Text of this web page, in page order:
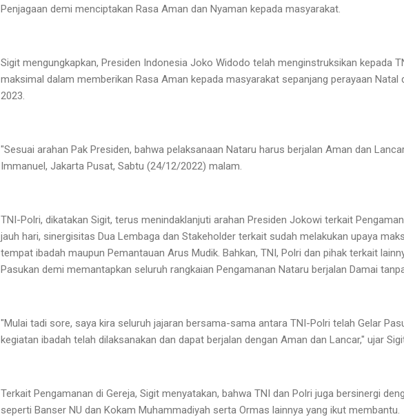
Penjagaan demi menciptakan Rasa Aman dan Nyaman kepada masyarakat.
Sigit mengungkapkan, Presiden Indonesia Joko Widodo telah menginstruksikan kepada
maksimal dalam memberikan Rasa Aman kepada masyarakat sepanjang perayaan Natal
2023.
"Sesuai arahan Pak Presiden, bahwa pelaksanaan Nataru harus berjalan Aman dan
Immanuel, Jakarta Pusat, Sabtu (24/12/2022) malam.
TNI-Polri, dikatakan Sigit, terus menindaklanjuti arahan Presiden Jokowi terkait
jauh hari, sinergisitas Dua Lembaga dan Stakeholder terkait sudah melakukan upaya
tempat ibadah maupun Pemantauan Arus Mudik. Bahkan, TNI, Polri dan pihak terkait
Pasukan demi memantapkan seluruh rangkaian Pengamanan Nataru berjalan Damai
"Mulai tadi sore, saya kira seluruh jajaran bersama-sama antara TNI-Polri telah Gelar
kegiatan ibadah telah dilaksanakan dan dapat berjalan dengan Aman dan Lancar," ujar
Terkait Pengamanan di Gereja, Sigit menyatakan, bahwa TNI dan Polri juga bersinergi
seperti Banser NU dan Kokam Muhammadiyah serta Ormas lainnya yang ikut membantu.